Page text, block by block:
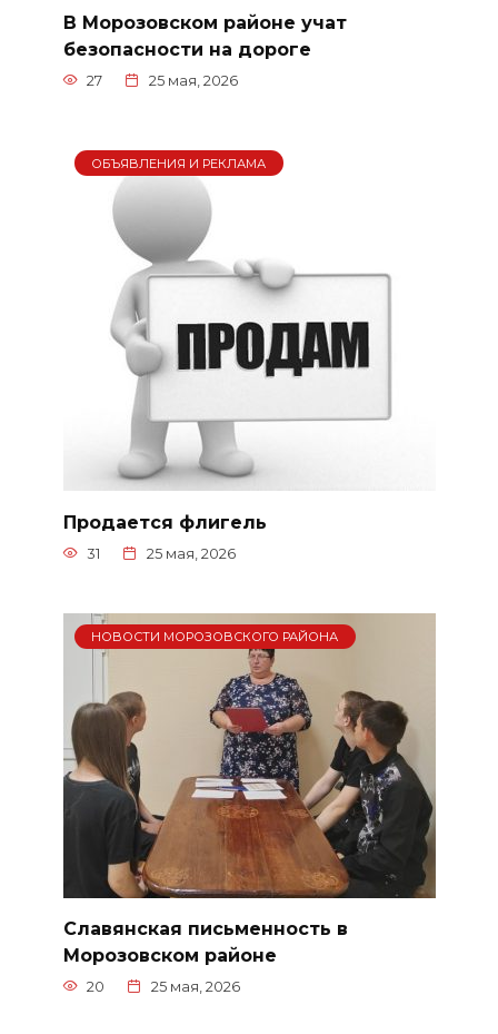
В Морозовском районе учат
безопасности на дороге
27 25 мая, 2026
ОБЪЯВЛЕНИЯ И РЕКЛАМА
Продается флигель
31 25 мая, 2026
НОВОСТИ МОРОЗОВСКОГО РАЙОНА
Славянская письменность в
Морозовском районе
20 25 мая, 2026